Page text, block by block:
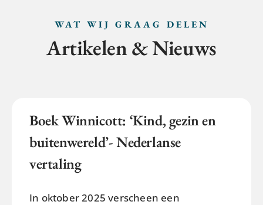
WAT WIJ GRAAG DELEN
Artikelen & Nieuws
Boek Winnicott: ‘Kind, gezin en
buitenwereld’- Nederlanse
vertaling
In oktober 2025 verscheen een